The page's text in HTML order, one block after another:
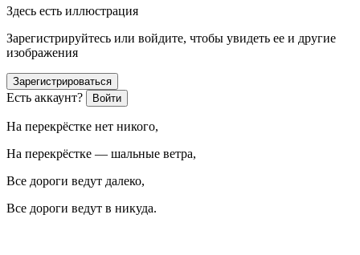
Здесь есть иллюстрация
Зарегистрируйтесь или войдите, чтобы увидеть ее и другие
изображения
Зарегистрироваться
Есть аккаунт? Войти
На перекрёстке нет никого,
На перекрёстке — шальные ветра,
Все дороги ведут далеко,
Все дороги ведут в никуда.